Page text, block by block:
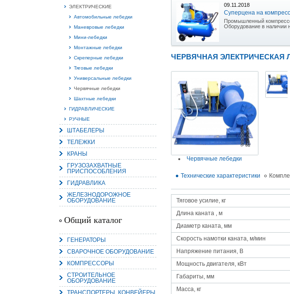
ЭЛЕКТРИЧЕСКИЕ
Автомобильные лебедки
Маневровые лебедки
Мини-лебедки
Монтажные лебедки
Скреперные лебедки
Тяговые лебедки
Универсальные лебедки
Червячные лебедки
Шахтные лебедки
ГИДРАВЛИЧЕСКИЕ
РУЧНЫЕ
ШТАБЕЛЕРЫ
ТЕЛЕЖКИ
КРАНЫ
ГРУЗОЗАХВАТНЫЕ
ПРИСПОСОБЛЕНИЯ
ГИДРАВЛИКА
ЖЕЛЕЗНОДОРОЖНОЕ
ОБОРУДОВАНИЕ
Общий каталог
ГЕНЕРАТОРЫ
СВАРОЧНОЕ ОБОРУДОВАНИЕ
КОМПРЕССОРЫ
СТРОИТЕЛЬНОЕ
ОБОРУДОВАНИЕ
ТРАНСПОРТЕРЫ, КОНВЕЙЕРЫ
09.11.2018
Суперцена на
Промышленный
Оборудование в наличии
15.10.2018
Уникальная возможность
05.09.2018
Новое поступление на
Насосы Calpeda в НАЛИЧИИ
https://www.1nasos.ru/
15.01.2018
Ручные насосы НБУ без
Поступление насосов НБУ 700-
Насос бочковой универсальный
масел из бочек и других
правилам и нормам.
15.01.2018
Оборудование в наличии
Акция на
Товар имеется в
28.02.2017
Наклонный подъемник
Оборудование в наличии на
Стоимость 260 000 руб!
ЧЕРВЯЧНАЯ ЭЛЕКТРИЧЕСКАЯ
Червячные лебедки
Технические характеристики
Тяговое усилие, кг
Длина каната , м
Диаметр каната, мм
Скорость намотки каната, м/мин
Напряжение питания, В
Мощность двигателя, кВт
Габариты, мм
Масса, кг